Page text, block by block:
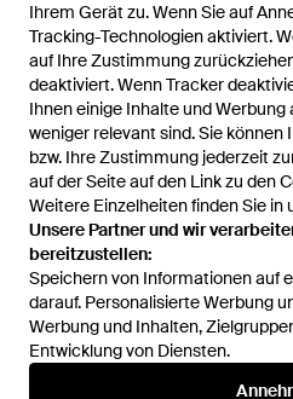
Ihrem Gerät zu. Wenn Sie auf
Tracking-Technologien aktiviert.
auf Ihre Zustimmung
deaktiviert. Wenn Tracker
Ihnen einige Inhalte und
weniger relevant sind. Sie können
bzw. Ihre Zustimmung jederzeit
auf der Seite auf den Link zu den
Weitere Einzelheiten finden Sie in
Unsere Partner und wir
bereitzustellen:
Speichern von Informationen auf
darauf. Personalisierte Werbung
Werbung und Inhalten,
Entwicklung von Diensten.
Hilfe und Informationen